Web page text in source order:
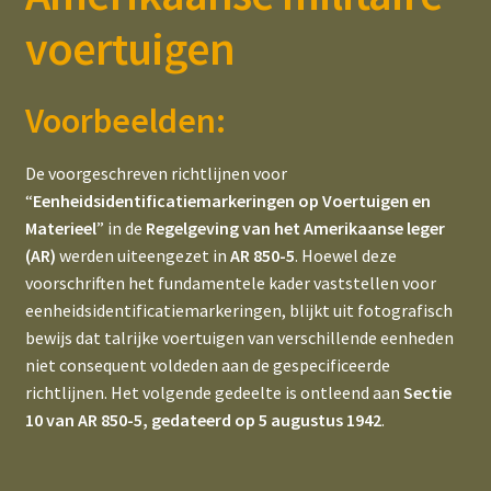
(NL/BE)
All Commonwealth
Expand
menu
All Dodge
Expand
child
menu
All Dutch
Bridge Classification Signs
Expand
voertuigen
Voorbeelden:
De voorgeschreven richtlijnen voor
“Eenheidsidentificatiemarkeringen op Voertuigen en
Materieel” in de Regelgeving van het Amerikaanse leger
(AR) werden uiteengezet in AR 850-5. Hoewel deze
voorschriften het fundamentele kader vaststellen voor
eenheidsidentificatiemarkeringen, blijkt uit fotografisch
bewijs dat talrijke voertuigen van verschillende eenheden
niet consequent voldeden aan de gespecificeerde
richtlijnen. Het volgende gedeelte is ontleend aan Sectie
10 van AR 850-5, gedateerd op 5 augustus 1942.